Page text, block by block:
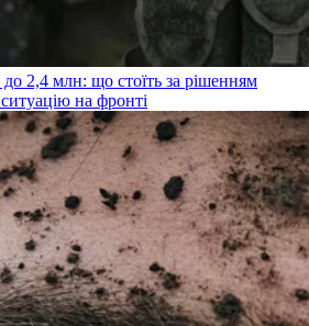
2,4 млн: що стоїть за рішенням
на фронті